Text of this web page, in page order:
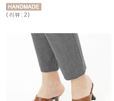
( 리뷰 : 2 )